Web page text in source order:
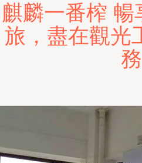
麒麟一番榨 暢
旅，盡在觀光
務